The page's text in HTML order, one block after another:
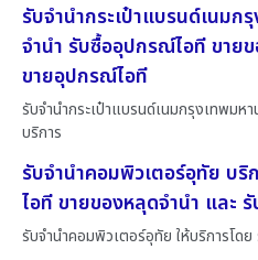
รับจำนำกระเป๋าแบรนด์เนมก
จำนำ รับซื้ออุปกรณ์ไอที ขาย
ขายอุปกรณ์ไอที
รับจำนำกระเป๋าแบรนด์เนมกรุงเทพมห
บริการ
รับจำนำคอมพิวเตอร์อุทัย บ
ไอที ขายของหลุดจำนำ และ
รับจำนำคอมพิวเตอร์อุทัย ให้บริการโด